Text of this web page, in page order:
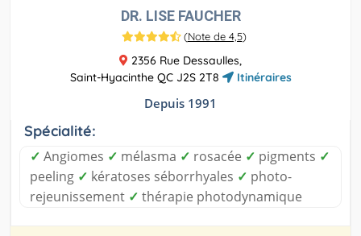
DR. LISE FAUCHER
(Note de 4,5)
2356 Rue Dessaulles,
Saint-Hyacinthe QC J2S 2T8
Itinéraires
Depuis 1991
Spécialité:
✓ Angiomes ✓ mélasma ✓ rosacée ✓ pigments ✓
peeling ✓ kératoses séborrhyales ✓ photo-
rejeunissement ✓ thérapie photodynamique